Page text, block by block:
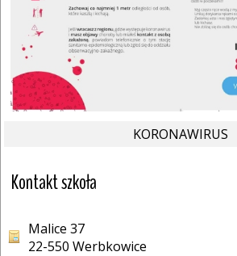
KORONAWIRUS
Kontakt szkoła
Malice 37
22-550 Werbkowice